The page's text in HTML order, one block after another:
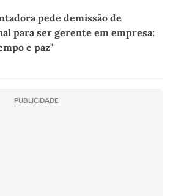
pede demissão de
para ser gerente em empresa:
e paz"
PUBLICIDADE